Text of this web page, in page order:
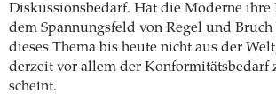
Diskussionsbedarf. Hat die Moderne ihre
dem Spannungsfeld von Regel und Bruch
dieses Thema bis heute nicht aus der
derzeit vor allem der Konformitätsbedarf
scheint.